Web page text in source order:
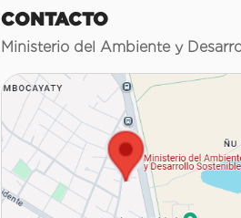
CONTACTO
Ministerio del Ambiente y